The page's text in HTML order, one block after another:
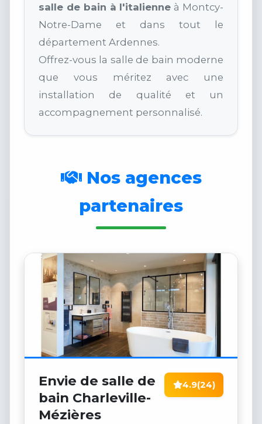
salle de bain à l'italienne à Montcy-
Notre-Dame et dans tout le
département Ardennes.
Offrez-vous la salle de bain moderne
que vous méritez avec une
installation de qualité et un
accompagnement personnalisé.
Nos agences
partenaires
Envie de salle de
bain Charleville-
Mézières
4.9(24)